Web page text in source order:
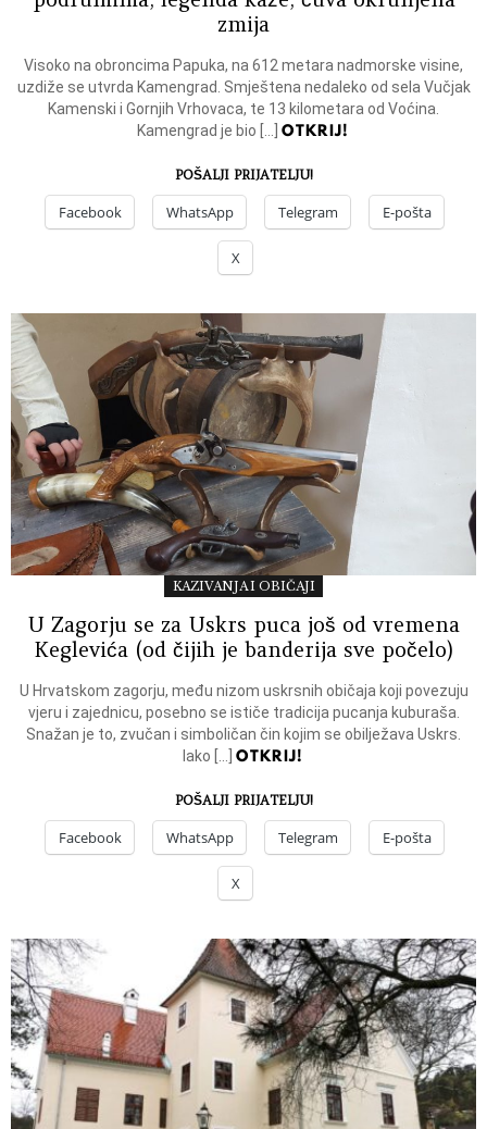
zmija
Visoko na obroncima Papuka, na 612 metara nadmorske visine,
uzdiže se utvrda Kamengrad. Smještena nedaleko od sela Vučjak
Kamenski i Gornjih Vrhovaca, te 13 kilometara od Voćina.
Kamengrad je bio […]OTKRIJ!
POŠALJI PRIJATELJU!
Facebook WhatsApp Telegram E-pošta
X
KAZIVANJA I OBIČAJI
U Zagorju se za Uskrs puca još od vremena
Keglevića (od čijih je banderija sve počelo)
U Hrvatskom zagorju, među nizom uskrsnih običaja koji povezuju
vjeru i zajednicu, posebno se ističe tradicija pucanja kuburaša.
Snažan je to, zvučan i simboličan čin kojim se obilježava Uskrs.
Iako […]OTKRIJ!
POŠALJI PRIJATELJU!
Facebook WhatsApp Telegram E-pošta
X